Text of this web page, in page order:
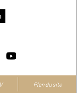
Plan du site